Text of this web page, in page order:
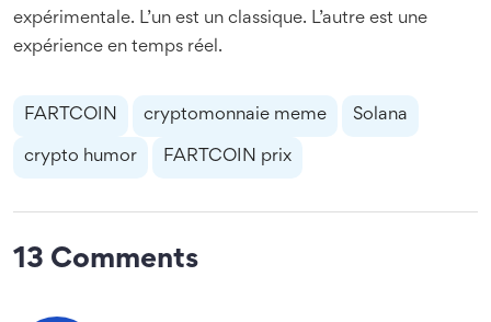
expérimentale. L’un est un classique. L’autre est une
expérience en temps réel.
FARTCOIN cryptomonnaie meme Solana
crypto humor FARTCOIN prix
13 Comments